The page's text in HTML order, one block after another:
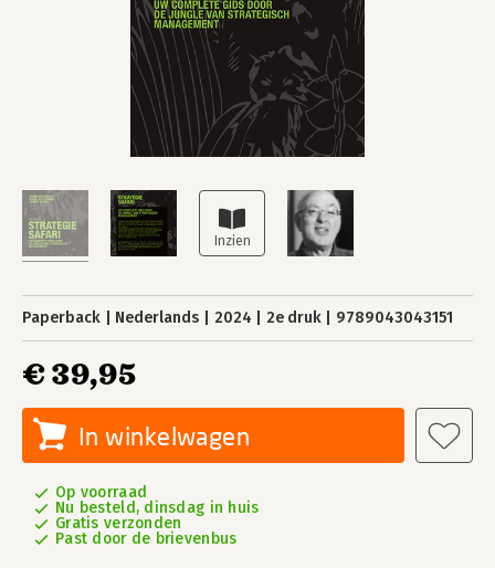
Paperback Nederlands 2024 2e druk 9789043043151
€ 39,95
In winkelwagen
Op voorraad
Nu besteld, dinsdag in huis
Gratis verzonden
Past door de brievenbus